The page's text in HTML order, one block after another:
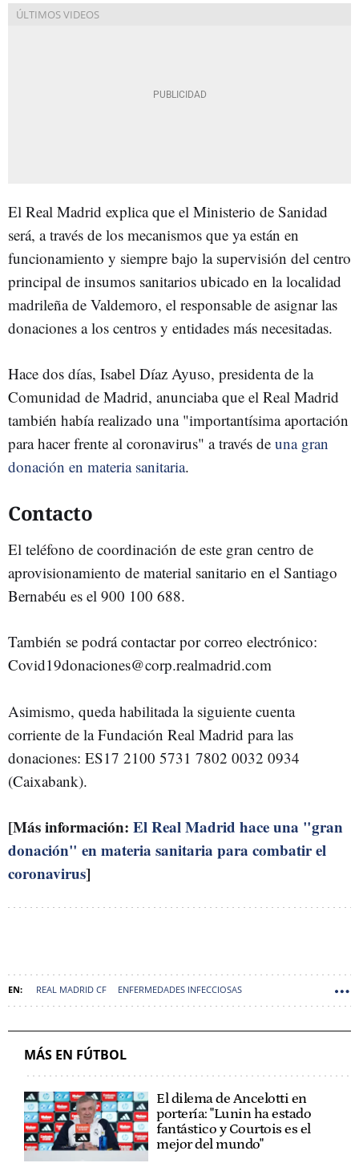
El Real Madrid explica que el Ministerio de Sanidad
será, a través de los mecanismos que ya están en
funcionamiento y siempre bajo la supervisión del centro
principal de insumos sanitarios ubicado en la localidad
madrileña de Valdemoro, el responsable de asignar las
donaciones a los centros y entidades más necesitadas.
Hace dos días, Isabel Díaz Ayuso, presidenta de la
Comunidad de Madrid, anunciaba que el Real Madrid
también había realizado una "importantísima aportación
para hacer frente al coronavirus" a través de una gran
donación en materia sanitaria.
Contacto
El teléfono de coordinación de este gran centro de
aprovisionamiento de material sanitario en el Santiago
Bernabéu es el 900 100 688.
También se podrá contactar por correo electrónico:
Covid19donaciones@corp.realmadrid.com
Asimismo, queda habilitada la siguiente cuenta
corriente de la Fundación Real Madrid para las
donaciones: ES17 2100 5731 7802 0032 0934
(Caixabank).
[Más información: El Real Madrid hace una "gran
donación" en materia sanitaria para combatir el
coronavirus]
REAL MADRID CF ENFERMEDADES INFECCIOSAS
MÁS EN FÚTBOL
El dilema de Ancelotti en
portería: "Lunin ha estado
fantástico y Courtois es el
mejor del mundo"